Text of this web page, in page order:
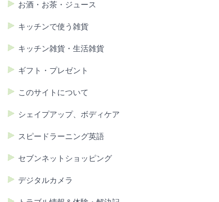
お酒・お茶・ジュース
キッチンで使う雑貨
キッチン雑貨・生活雑貨
ギフト・プレゼント
このサイトについて
シェイプアップ、ボディケア
スピードラーニング英語
セブンネットショッピング
デジタルカメラ